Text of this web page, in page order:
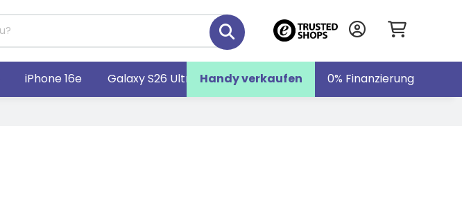
Handy verkaufen 0% Finanzierung
iPhone 16e Galaxy S26 Ultra Galaxy S26 Galaxy Z Fold7